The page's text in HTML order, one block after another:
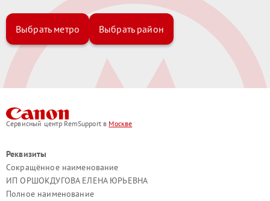
Выбрать метро Выбрать район
Сервисный центр RemSupport в Москве
Реквизиты
Сокращённое наименование
ИП ОРШОКДУГОВА ЕЛЕНА ЮРЬЕВНА
Полное наименование